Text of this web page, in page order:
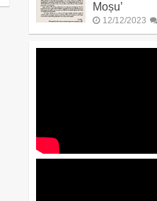
Moșu’
12/12/2023